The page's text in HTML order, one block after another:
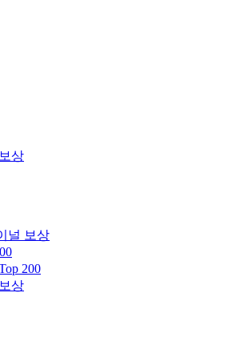
상
널 보상
200
상